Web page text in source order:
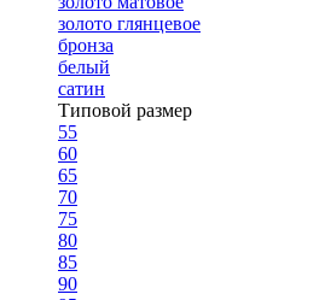
золото глянцевое
бронза
белый
сатин
Типовой размер
55
60
65
70
75
80
85
90